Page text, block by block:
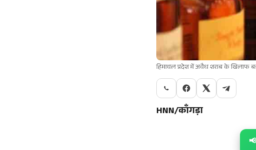
हिमाचल प्रदेश में अवैध शराब के खिलाफ
HNN/काँगड़ा